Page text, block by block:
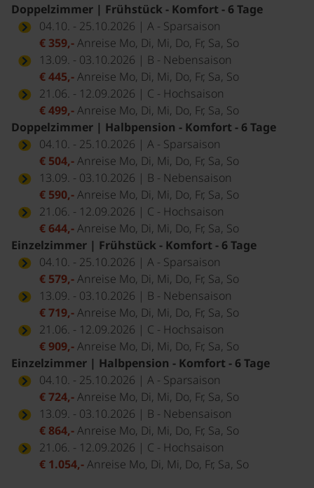
Doppelzimmer | Frühstück - Komfort - 6 Tage
04.10. - 25.10.2026 | A - Sparsaison
€ 359,-Anreise Mo, Di, Mi, Do, Fr, Sa, So
13.09. - 03.10.2026 | B - Nebensaison
€ 445,-Anreise Mo, Di, Mi, Do, Fr, Sa, So
21.06. - 12.09.2026 | C - Hochsaison
€ 499,-Anreise Mo, Di, Mi, Do, Fr, Sa, So
Doppelzimmer | Halbpension - Komfort - 6 Tage
04.10. - 25.10.2026 | A - Sparsaison
€ 504,-Anreise Mo, Di, Mi, Do, Fr, Sa, So
13.09. - 03.10.2026 | B - Nebensaison
€ 590,-Anreise Mo, Di, Mi, Do, Fr, Sa, So
21.06. - 12.09.2026 | C - Hochsaison
€ 644,-Anreise Mo, Di, Mi, Do, Fr, Sa, So
Einzelzimmer | Frühstück - Komfort - 6 Tage
04.10. - 25.10.2026 | A - Sparsaison
€ 579,-Anreise Mo, Di, Mi, Do, Fr, Sa, So
13.09. - 03.10.2026 | B - Nebensaison
€ 719,-Anreise Mo, Di, Mi, Do, Fr, Sa, So
21.06. - 12.09.2026 | C - Hochsaison
€ 909,-Anreise Mo, Di, Mi, Do, Fr, Sa, So
Einzelzimmer | Halbpension - Komfort - 6 Tage
04.10. - 25.10.2026 | A - Sparsaison
€ 724,-Anreise Mo, Di, Mi, Do, Fr, Sa, So
13.09. - 03.10.2026 | B - Nebensaison
€ 864,-Anreise Mo, Di, Mi, Do, Fr, Sa, So
21.06. - 12.09.2026 | C - Hochsaison
€ 1.054,-Anreise Mo, Di, Mi, Do, Fr, Sa, So